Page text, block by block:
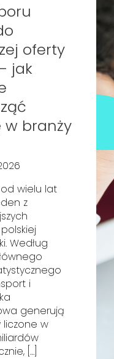
oferty
jak
w branży
od wielu lat
z
Według
i
generują
liczone w
[…]